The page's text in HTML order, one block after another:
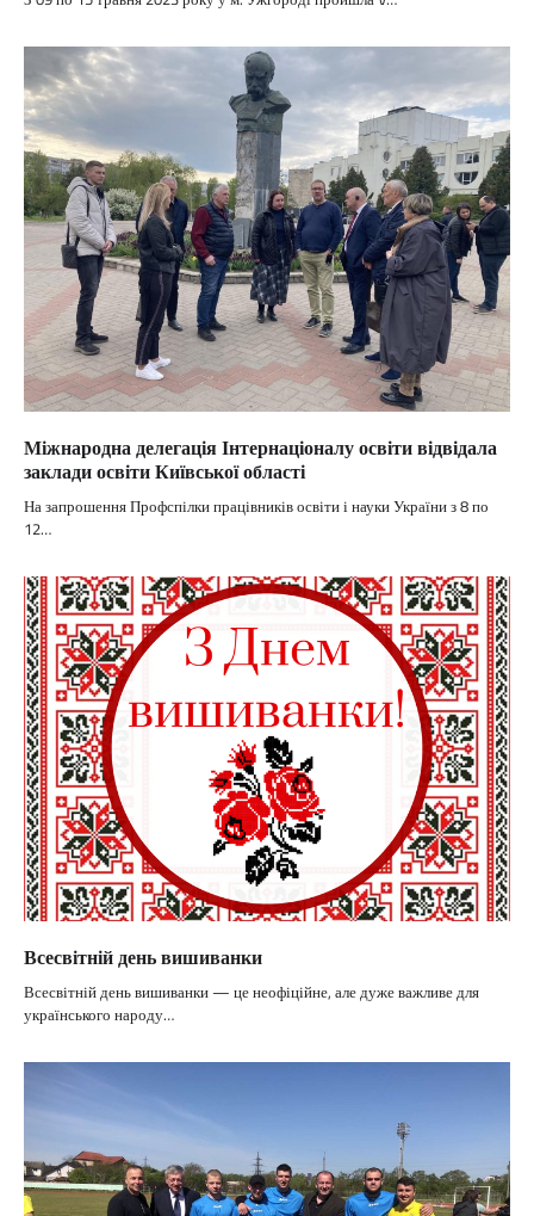
Міжнародна делегація Інтернаціоналу освіти відвідала
заклади освіти Київської області
На запрошення Профспілки працівників освіти і науки України з 8 по
12…
Всесвітній день вишиванки
Всесвітній день вишиванки — це неофіційне, але дуже важливе для
українського народу…